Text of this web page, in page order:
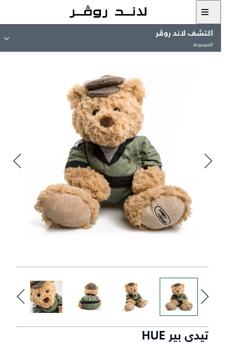
اكتشف لاند روڤر
المجموعة
تيدي بير HUE